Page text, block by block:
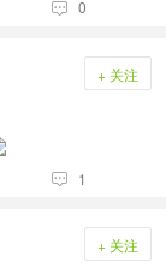
 0
+ 关注
 1
+ 关注